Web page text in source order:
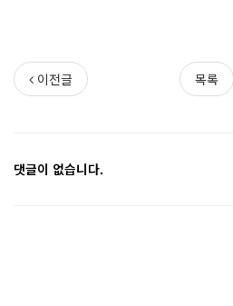
이전글 목록
댓글이 없습니다.